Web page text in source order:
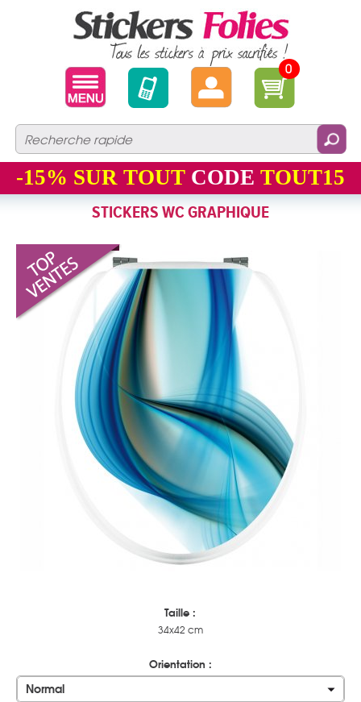
0
-15% SUR TOUT CODE TOUT15
STICKERS WC GRAPHIQUE
Taille :
34x42 cm
Orientation :
Normal